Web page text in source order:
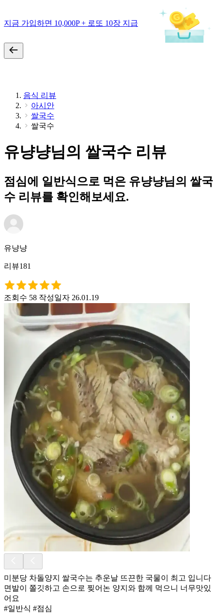
지금 가입하면 10,000P + 로또 10장 지급
음식 리뷰
아시안
쌀국수
쌀국수
유냥냥님의 쌀국수 리뷰
점심에 일반식으로 먹은 유냥냥님의 쌀국
수 리뷰를 확인해보세요.
유냥냥
리뷰181
조회수 58 작성일자 26.01.19
미분당 차돌양지 쌀국수는 추운날 뜨끈한 국물이 최고 입니다
면발이 쫄깃하고 손으로 찢어논 양지와 함께 먹으니 너무맛있
어요
#일반식 #점심